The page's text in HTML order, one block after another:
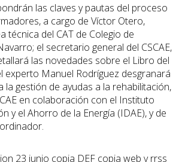
las claves y pautas del proceso
a cargo de Víctor Otero,
técnica del CAT de Colegio de
el secretario general del CSCAE,
las novedades sobre el Libro del
experto Manuel Rodríguez desgranará
la gestión de ayudas a la rehabilitación,
en colaboración con el Instituto
y el Ahorro de la Energía (IDAE), y de